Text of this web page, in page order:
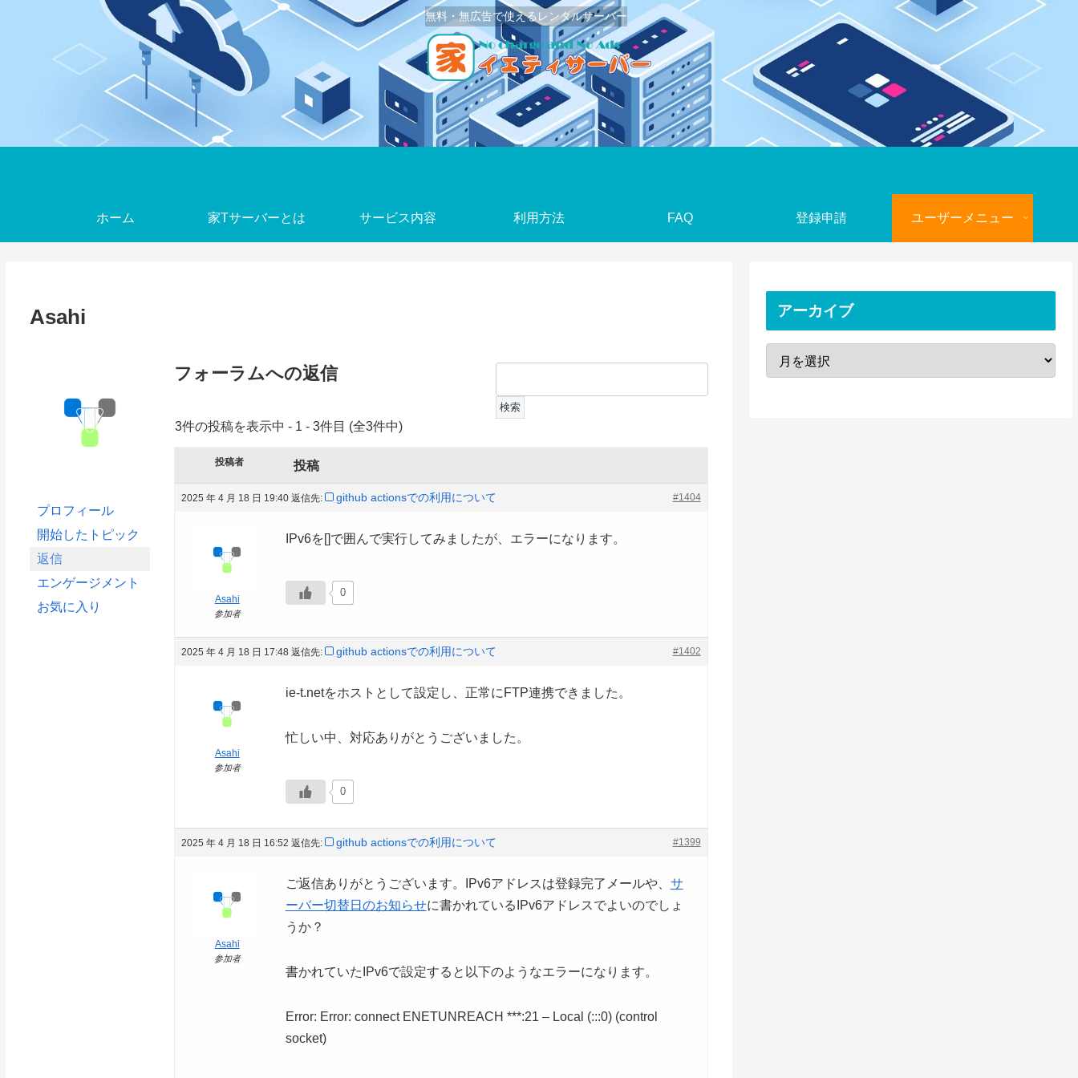
無料・無広告で使えるレンタルサーバー
ホーム 家Tサーバーとは サービス内容 利用方法 FAQ 登録申請 ユーザーメニュー
Asahi
プロフィール
開始したトピック
返信
エンゲージメント
お気に入り
フォーラムへの返信
3件の投稿を表示中 - 1 - 3件目 (全3件中)
投稿者 投稿
2025 年 4 月 18 日 19:40 返信先: github actionsでの利用について #1404
Asahi
参加者
IPv6を[]で囲んで実行してみましたが、エラーになります。
0
2025 年 4 月 18 日 17:48 返信先: github actionsでの利用について #1402
Asahi
参加者
ie-t.netをホストとして設定し、正常にFTP連携できました。
忙しい中、対応ありがとうございました。
0
2025 年 4 月 18 日 16:52 返信先: github actionsでの利用について #1399
Asahi
参加者
ご返信ありがとうございます。IPv6アドレスは登録完了メールや、 サ
ーバー切替日のお知らせに書かれているIPv6アドレスでよいのでしょ
うか？
書かれていたIPv6で設定すると以下のようなエラーになります。
Error: Error: connect ENETUNREACH ***:21 – Local (:::0) (control
socket)
アーカイブ